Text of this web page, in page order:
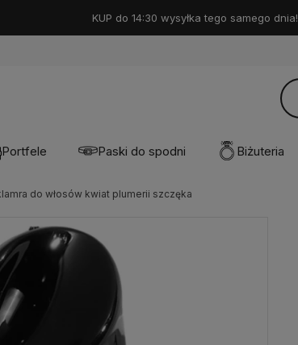
KUP do 14:30 wysyłka tego samego dnia!
Portfele Paski do spodni Biżuteria
do włosów kwiat plumerii szczęka